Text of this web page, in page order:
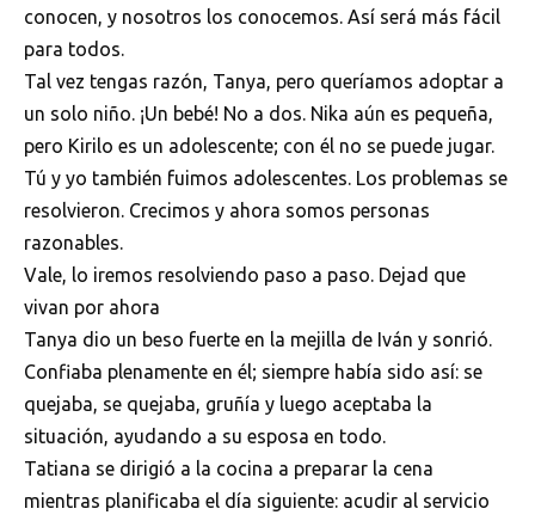
conocen, y nosotros los conocemos. Así será más fácil
para todos.
Tal vez tengas razón, Tanya, pero queríamos adoptar a
un solo niño. ¡Un bebé! No a dos. Nika aún es pequeña,
pero Kirilo es un adolescente; con él no se puede jugar.
Tú y yo también fuimos adolescentes. Los problemas se
resolvieron. Crecimos y ahora somos personas
razonables.
Vale, lo iremos resolviendo paso a paso. Dejad que
vivan por ahora
Tanya dio un beso fuerte en la mejilla de Iván y sonrió.
Confiaba plenamente en él; siempre había sido así: se
quejaba, se quejaba, gruñía y luego aceptaba la
situación, ayudando a su esposa en todo.
Tatiana se dirigió a la cocina a preparar la cena
mientras planificaba el día siguiente: acudir al servicio